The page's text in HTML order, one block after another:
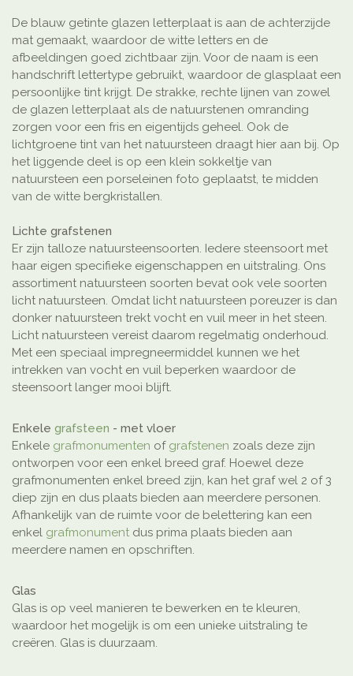
De blauw getinte glazen letterplaat is aan de achterzijde
mat gemaakt, waardoor de witte letters en de
afbeeldingen goed zichtbaar zijn. Voor de naam is een
handschrift lettertype gebruikt, waardoor de glasplaat een
persoonlijke tint krijgt. De strakke, rechte lijnen van zowel
de glazen letterplaat als de natuurstenen omranding
zorgen voor een fris en eigentijds geheel. Ook de
lichtgroene tint van het natuursteen draagt hier aan bij. Op
het liggende deel is op een klein sokkeltje van
natuursteen een porseleinen foto geplaatst, te midden
van de witte bergkristallen.
Lichte grafstenen
Er zijn talloze natuursteensoorten. Iedere steensoort met
haar eigen specifieke eigenschappen en uitstraling. Ons
assortiment natuursteen soorten bevat ook vele soorten
licht natuursteen. Omdat licht natuursteen poreuzer is dan
donker natuursteen trekt vocht en vuil meer in het steen.
Licht natuursteen vereist daarom regelmatig onderhoud.
Met een speciaal impregneermiddel kunnen we het
intrekken van vocht en vuil beperken waardoor de
steensoort langer mooi blijft.
Enkele grafsteen - met vloer
Enkele grafmonumenten of grafstenen zoals deze zijn
ontworpen voor een enkel breed graf. Hoewel deze
grafmonumenten enkel breed zijn, kan het graf wel 2 of 3
diep zijn en dus plaats bieden aan meerdere personen.
Afhankelijk van de ruimte voor de belettering kan een
enkel grafmonument dus prima plaats bieden aan
meerdere namen en opschriften.
Glas
Glas is op veel manieren te bewerken en te kleuren,
waardoor het mogelijk is om een unieke uitstraling te
creëren. Glas is duurzaam.